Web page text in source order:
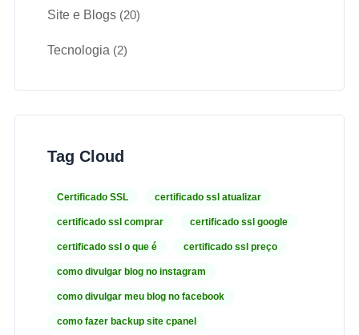
Site e Blogs (20)
Tecnologia (2)
Tag Cloud
Certificado SSL certificado ssl atualizar
certificado ssl comprar certificado ssl google
certificado ssl o que é certificado ssl preço
como divulgar blog no instagram
como divulgar meu blog no facebook
como fazer backup site cpanel